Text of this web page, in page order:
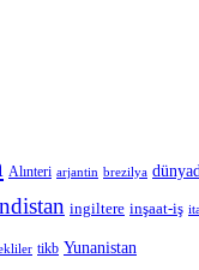
Alınteri arjantin brezilya
ingiltere inşaat-iş
tikb Yunanistan